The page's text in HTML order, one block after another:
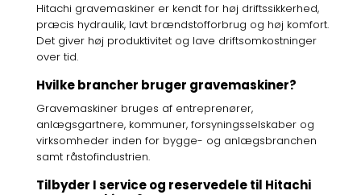
Hitachi gravemaskiner er kendt for høj driftssikkerhed,
præcis hydraulik, lavt brændstofforbrug og høj komfort.
Det giver høj produktivitet og lave driftsomkostninger
over tid.
Hvilke brancher bruger gravemaskiner?
Gravemaskiner bruges af entreprenører,
anlægsgartnere, kommuner, forsyningsselskaber og
virksomheder inden for bygge- og anlægsbranchen
samt råstofindustrien.
Tilbyder I service og reservedele til Hitachi